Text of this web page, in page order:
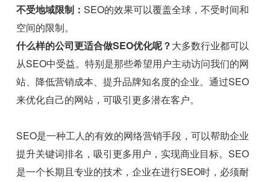
不受地域限制：SEO的效果可以覆盖全球，不受时间和
空间的限制。
什么样的公司更适合做SEO优化呢？大多数行业都可以
从SEO中受益。特别是那些希望用户主动访问我们的网
站、降低营销成本、提升品牌知名度的企业。通过SEO
来优化自己的网站，可吸引更多潜在客户。
SEO是一种工人的有效的网络营销手段，可以帮助企业
提升关键词排名，吸引更多用户，实现商业目标。SEO
是一个长期且专业的技术，企业在进行SEO时，必须耐